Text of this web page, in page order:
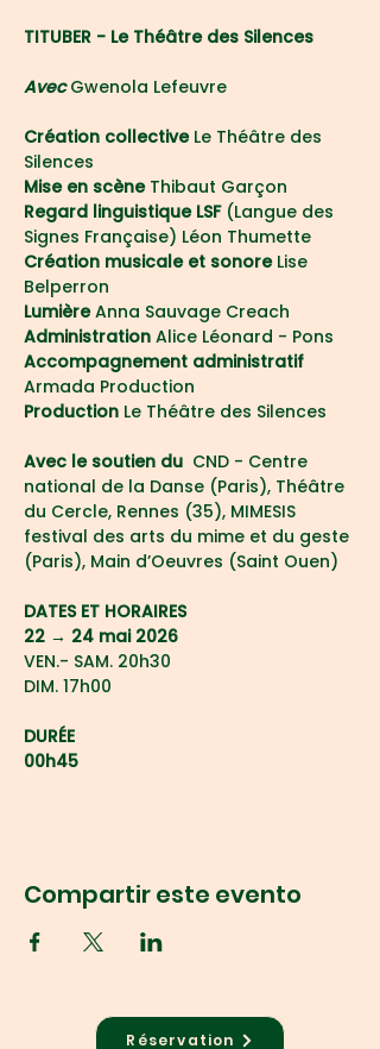
TITUBER - Le Théâtre des Silences
Avec Gwenola Lefeuvre
Création collective Le Théâtre des
Silences
Mise en scène Thibaut Garçon
Regard linguistique LSF (Langue des
Signes Française) Léon Thumette
Création musicale et sonore Lise
Belperron
Lumière Anna Sauvage Creach
Administration Alice Léonard - Pons
Accompagnement administratif
Armada Production
Production Le Théâtre des Silences
Avec le soutien du
  CND - Centre
national de la Danse (Paris), Théâtre
du Cercle, Rennes (35), MIMESIS
festival des arts du mime et du geste
(Paris), Main d’Oeuvres (Saint Ouen)
DATES ET HORAIRES
22 → 24 mai 2026
VEN.- SAM. 20h30
DIM. 17h00
DURÉE
00h45
Compartir este evento
Réservation